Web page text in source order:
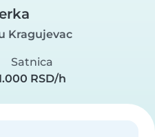
Kragujevac
Satnica
RSD/h